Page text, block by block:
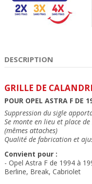
DESCRIPTION
GRILLE DE
POUR OPEL ASTRA F DE
Suppression du sigle
Se monte en lieu et place
(mêmes attaches)
Qualité de fabrication et
Convient pour :
- Opel Astra F de 1994 à
Berline, Break, Cabriolet